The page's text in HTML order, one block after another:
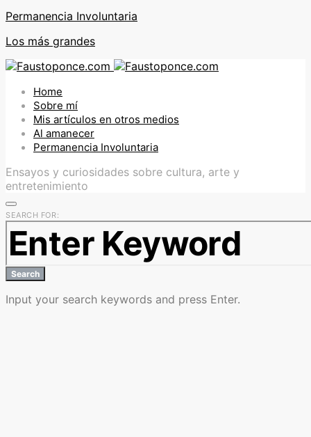
Permanencia Involuntaria
Los más grandes
Home
Sobre mí
Mis artículos en otros medios
Al amanecer
Permanencia Involuntaria
Ensayos y curiosidades sobre cultura, arte y
entretenimiento
SEARCH FOR:
Search
Input your search keywords and press Enter.